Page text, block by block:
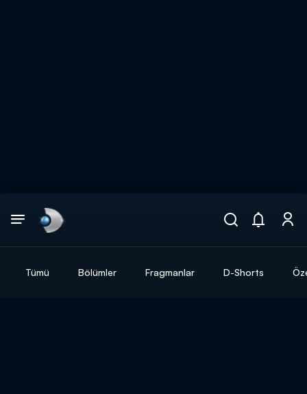
Tümü Bölümler Fragmanlar D-Shorts